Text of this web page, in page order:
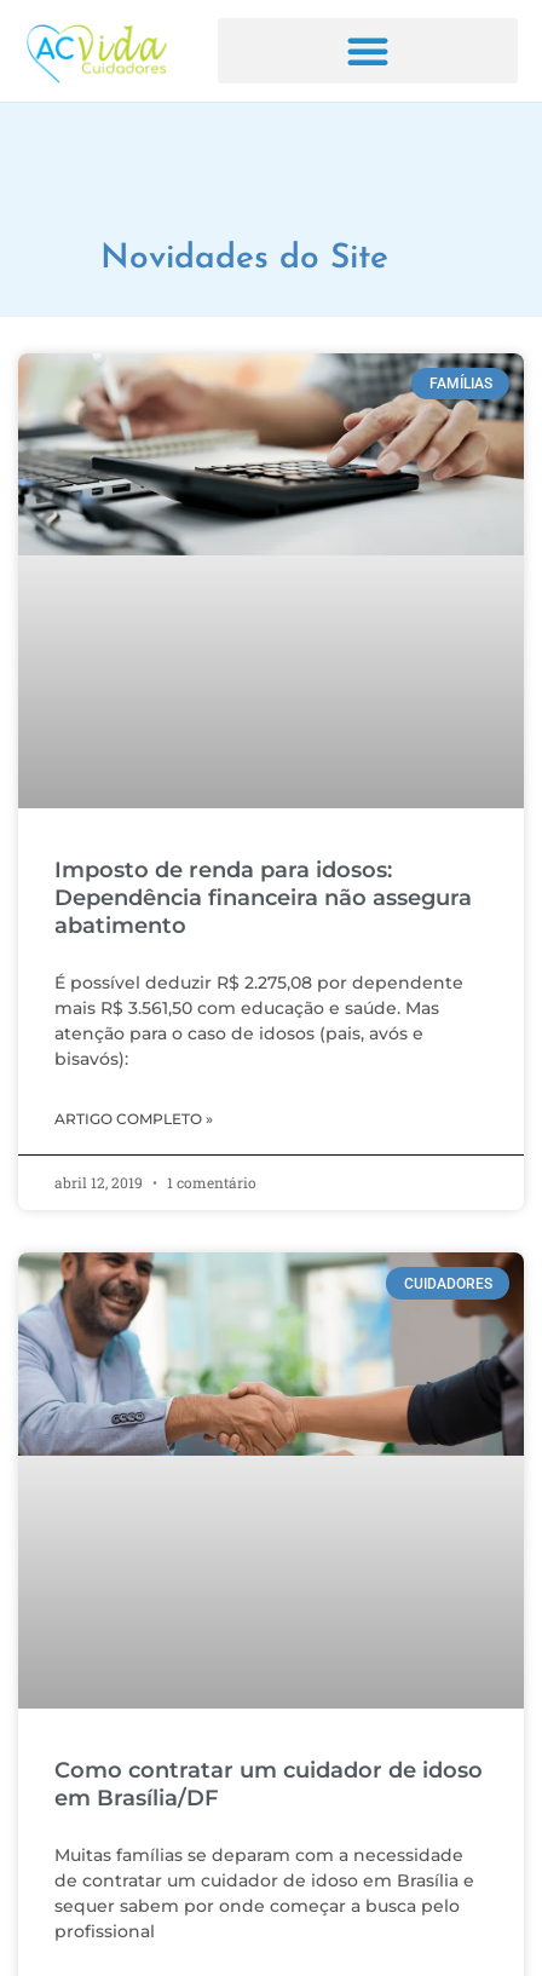
Novidades do Site
FAMÍLIAS
Imposto de renda para idosos:
Dependência financeira não assegura
abatimento
É possível deduzir R$ 2.275,08 por dependente
mais R$ 3.561,50 com educação e saúde. Mas
atenção para o caso de idosos (pais, avós e
bisavós):
ARTIGO COMPLETO »
abril 12, 2019 1 comentário
CUIDADORES
Como contratar um cuidador de idoso
em Brasília/DF
Muitas famílias se deparam com a necessidade
de contratar um cuidador de idoso em Brasília e
sequer sabem por onde começar a busca pelo
profissional